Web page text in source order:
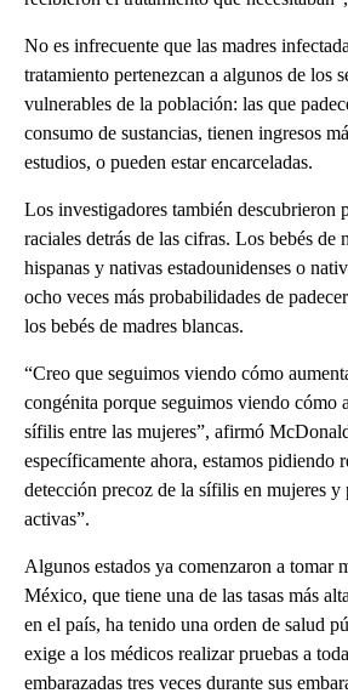
No es infrecuente que las madres
tratamiento pertenezcan a algunos de los
vulnerables de la población: las que
consumo de sustancias, tienen ingresos
estudios, o pueden estar encarceladas.
Los investigadores también descubrieron
raciales detrás de las cifras. Los bebés de
hispanas y nativas estadounidenses o
ocho veces más probabilidades de
los bebés de madres blancas.
“Creo que seguimos viendo cómo
congénita porque seguimos viendo cómo
sífilis entre las mujeres”, afirmó
específicamente ahora, estamos pidiendo
detección precoz de la sífilis en mujeres y
activas”.
Algunos estados ya comenzaron a tomar
México, que tiene una de las tasas más
en el país, ha tenido una orden de salud
exige a los médicos realizar pruebas a
embarazadas tres veces durante sus